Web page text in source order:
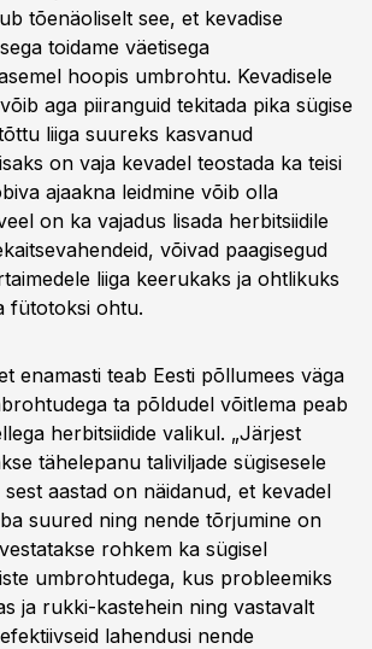
tõenäoliselt see, et kevadise
toidame väetisega
hoopis umbrohtu. Kevadisele
aga piiranguid tekitada pika sügise
liiga suureks kasvanud
on vaja kevadel teostada ka teisi
ajaakna leidmine võib olla
on ka vajadus lisada herbitsiidile
võivad paagisegud
liiga keerukaks ja ohtlikuks
fütotoksi ohtu.
enamasti teab Eesti põllumees väga
ta põldudel võitlema peab
herbitsiidide valikul. „Järjest
tähelepanu taliviljade sügisesele
aastad on näidanud, et kevadel
suured ning nende tõrjumine on
rohkem ka sügisel
umbrohtudega, kus probleemiks
ja rukki-kastehein ning vastavalt
lahendusi nende